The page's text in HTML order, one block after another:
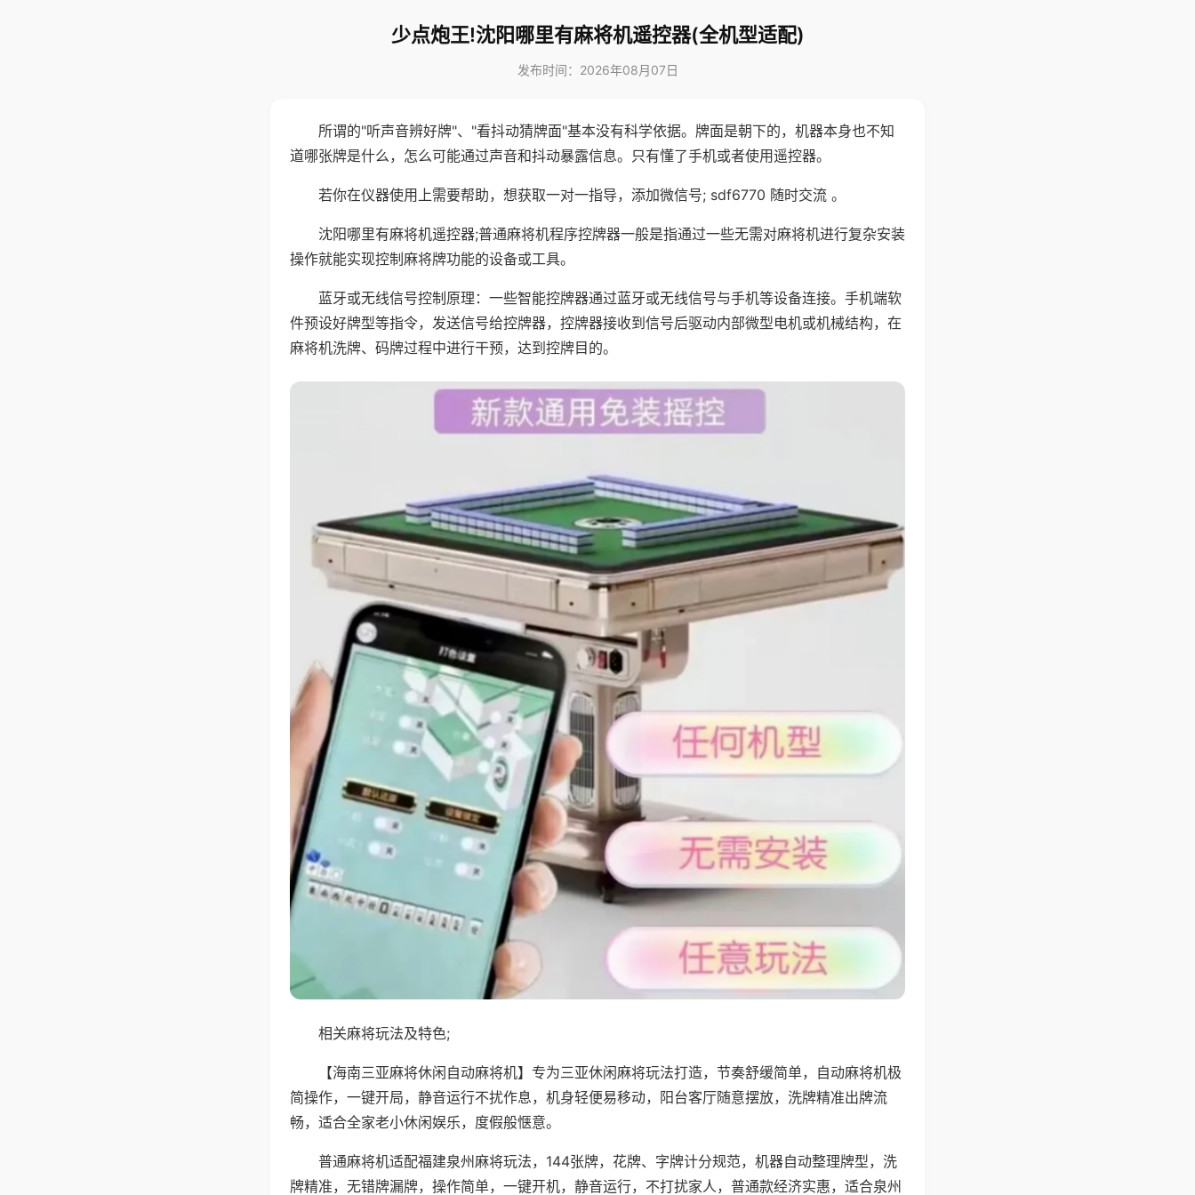
少点炮王!沈阳哪里有麻将机遥控器(全机型适配)
发布时间：2026年08月07日
所谓的"听声音辨好牌"、"看抖动猜牌面"基本没有科学依据。牌面是朝下的，机器本身也不知
道哪张牌是什么，怎么可能通过声音和抖动暴露信息。只有懂了手机或者使用遥控器。
若你在仪器使用上需要帮助，想获取一对一指导，添加微信号; sdf6770 随时交流 。
沈阳哪里有麻将机遥控器;普通麻将机程序控牌器一般是指通过一些无需对麻将机进行复杂安装
操作就能实现控制麻将牌功能的设备或工具。
蓝牙或无线信号控制原理：一些智能控牌器通过蓝牙或无线信号与手机等设备连接。手机端软
件预设好牌型等指令，发送信号给控牌器，控牌器接收到信号后驱动内部微型电机或机械结构，在
麻将机洗牌、码牌过程中进行干预，达到控牌目的。
相关麻将玩法及特色;
【海南三亚麻将休闲自动麻将机】专为三亚休闲麻将玩法打造，节奏舒缓简单，自动麻将机极
简操作，一键开局，静音运行不扰作息，机身轻便易移动，阳台客厅随意摆放，洗牌精准出牌流
畅，适合全家老小休闲娱乐，度假般惬意。
普通麻将机适配福建泉州麻将玩法，144张牌，花牌、字牌计分规范，机器自动整理牌型，洗
牌精准，无错牌漏牌，操作简单，一键开机，静音运行，不打扰家人，普通款经济实惠，适合泉州